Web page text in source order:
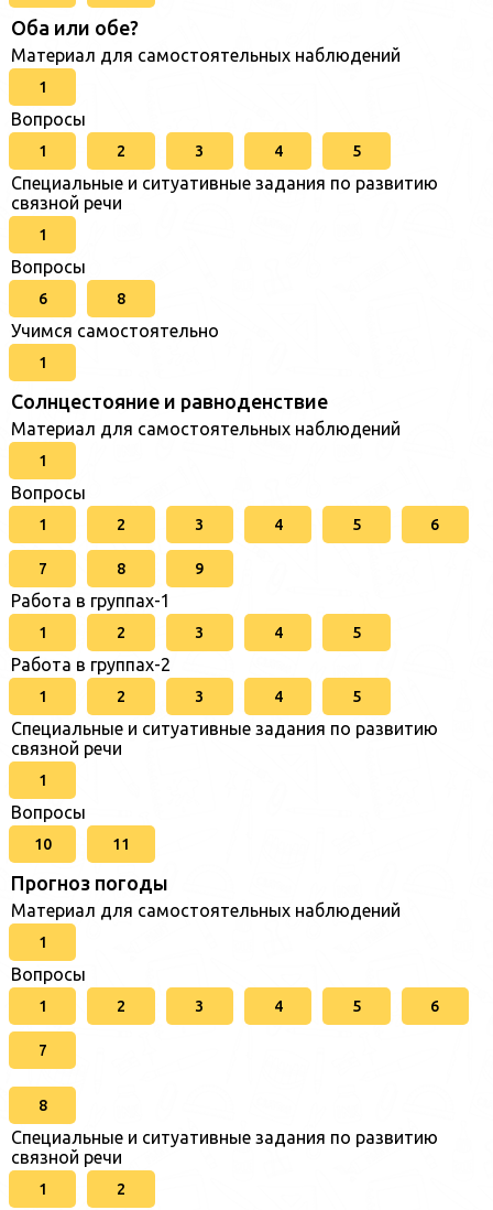
Оба или обе?
Материал для самостоятельных наблюдений
1
Вопросы
1 2 3 4 5
Специальные и ситуативные задания по развитию
связной речи
1
Вопросы
6 8
Учимся самостоятельно
1
Солнцестояние и равноденствие
Материал для самостоятельных наблюдений
1
Вопросы
1 2 3 4 5 6
7 8 9
Работа в группах-1
1 2 3 4 5
Работа в группах-2
1 2 3 4 5
Специальные и ситуативные задания по развитию
связной речи
1
Вопросы
10 11
Прогноз погоды
Материал для самостоятельных наблюдений
1
Вопросы
1 2 3 4 5 6
7
8
Специальные и ситуативные задания по развитию
связной речи
1 2